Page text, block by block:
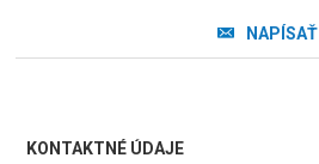
NAPÍSAŤ
KONTAKTNÉ ÚDAJE